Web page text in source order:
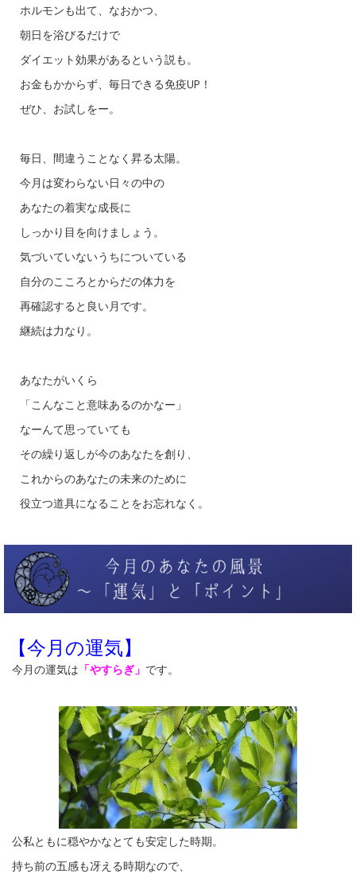
ホルモンも出て、なおかつ、
朝日を浴びるだけで
ダイエット効果があるという説も。
お金もかからず、毎日できる免疫UP！
ぜひ、お試しをー。
毎日、間違うことなく昇る太陽。
今月は変わらない日々の中の
あなたの着実な成長に
しっかり目を向けましょう。
気づいていないうちについている
自分のこころとからだの体力を
再確認すると良い月です。
継続は力なり。
あなたがいくら
「こんなこと意味あるのかなー」
なーんて思っていても
その繰り返しが今のあなたを創り、
これからのあなたの未来のために
役立つ道具になることをお忘れなく。
【今月の運気】
今月の運気は 「やすらぎ」 です。
公私ともに穏やかなとても安定した時期。
持ち前の五感も冴える時期なので、